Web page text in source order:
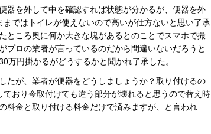
器を外して中を確認すれば状態が分かるが、便器を外
ではトイレが使えないので高いが仕方ないと思い了承
ところ奥に何か大きな塊があるとのことでスマホで撮
プロの業者が言っているのだから間違いないだろうと
万円掛かるがどうするかと聞かれ了承した。
たが、業者が便器をどうしましょうか？取り付けるの
おり今取付けても違う部分が壊れると思うので替え時
料金と取り付ける料金だけで済みますが、と言われ